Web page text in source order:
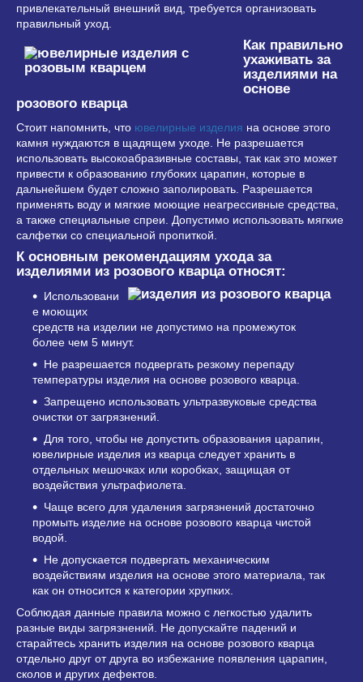
привлекательный внешний вид, требуется организовать
правильный уход.
Как правильно
ухаживать за
изделиями на
основе
розового кварца
Стоит напомнить, что ювелирные изделия на основе этого
камня нуждаются в щадящем уходе. Не разрешается
использовать высокоабразивные составы, так как это может
привести к образованию глубоких царапин, которые в
дальнейшем будет сложно заполировать. Разрешается
применять воду и мягкие моющие неагрессивные средства,
а также специальные спреи. Допустимо использовать мягкие
салфетки со специальной пропиткой.
К основным рекомендациям ухода за
изделиями из розового кварца относят:
Использовани
е моющих
средств на изделии не допустимо на промежуток
более чем 5 минут.
Не разрешается подвергать резкому перепаду
температуры изделия на основе розового кварца.
Запрещено использовать ультразвуковые средства
очистки от загрязнений.
Для того, чтобы не допустить образования царапин,
ювелирные изделия из кварца следует хранить в
отдельных мешочках или коробках, защищая от
воздействия ультрафиолета.
Чаще всего для удаления загрязнений достаточно
промыть изделие на основе розового кварца чистой
водой.
Не допускается подвергать механическим
воздействиям изделия на основе этого материала, так
как он относится к категории хрупких.
Соблюдая данные правила можно с легкостью удалить
разные виды загрязнений. Не допускайте падений и
старайтесь хранить изделия на основе розового кварца
отдельно друг от друга во избежание появления царапин,
сколов и других дефектов.